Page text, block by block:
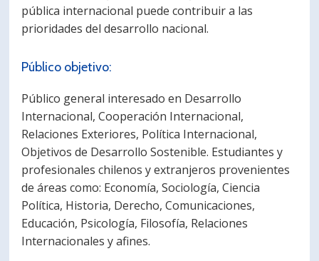
pública internacional puede contribuir a las
prioridades del desarrollo nacional.
Público objetivo:
Público general interesado en Desarrollo
Internacional, Cooperación Internacional,
Relaciones Exteriores, Política Internacional,
Objetivos de Desarrollo Sostenible. Estudiantes y
profesionales chilenos y extranjeros provenientes
de áreas como: Economía, Sociología, Ciencia
Política, Historia, Derecho, Comunicaciones,
Educación, Psicología, Filosofía, Relaciones
Internacionales y afines.